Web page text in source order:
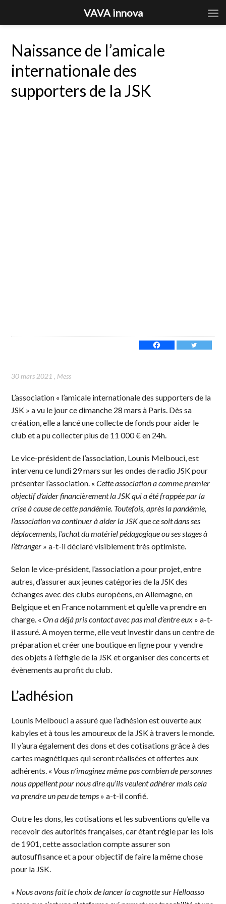
Naissance de l’amicale
internationale des
supporters de la JSK
30 mars 2021 , Mess
L’association « l’amicale internationale des supporters de la
JSK » a vu le jour ce dimanche 28 mars à Paris. Dès sa
création, elle a lancé une collecte de fonds pour aider le
club et a pu collecter plus de 11 000 € en 24h.
Le vice-président de l’association, Lounis Melbouci, est
intervenu ce lundi 29 mars sur les ondes de radio JSK pour
présenter l’association. « Cette association a comme premier
objectif d’aider financièrement la JSK qui a été frappée par la
crise à cause de cette pandémie. Toutefois, après la pandémie,
l’association va continuer à aider la JSK que ce soit dans ses
déplacements, l’achat du matériel pédagogique ou ses stages à
l’étranger » a-t-il déclaré visiblement très optimiste.
Selon le vice-président, l’association a pour projet, entre
autres, d’assurer aux jeunes catégories de la JSK des
échanges avec des clubs européens, en Allemagne, en
Belgique et en France notamment et qu’elle va prendre en
charge. «On a déjà pris contact avec pas mal d’entre eux » a-t-
il assuré. A moyen terme, elle veut investir dans un centre de
préparation et créer une boutique en ligne pour y vendre
des objets à l’effigie de la JSK et organiser des concerts et
évènements au profit du club.
L’adhésion
Lounis Melbouci a assuré que l’adhésion est ouverte aux
kabyles et à tous les amoureux de la JSK à travers le monde.
Il y’aura également des dons et des cotisations grâce à des
cartes magnétiques qui seront réalisées et offertes aux
adhérents. « Vous n’imaginez même pas combien de personnes
nous appellent pour nous dire qu’ils veulent adhérer mais cela
va prendre un peu de temps » a-t-il confié.
Outre les dons, les cotisations et les subventions qu’elle va
recevoir des autorités françaises, car étant régie par les lois
de 1901, cette association compte assurer son
autosuffisance et a pour objectif de faire la même chose
pour la JSK.
« Nous avons fait le choix de lancer la cagnotte sur Helloasso
VAVA innova